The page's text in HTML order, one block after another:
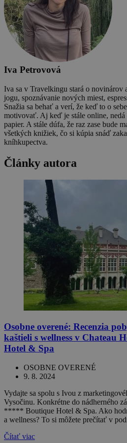
Iva Petrovová
Iva sa v Travelkingu stará o
jogu, spoznávanie nových miest,
Snažia sa behať a verí, že keď to o
motivovať. Aj keď je stále online, nedá
papier. A stále dúfa, že raz zase bude
všetkých knižiek, čo si kúpia snáď
kníhkupectva.
Články autora
Osobne overené: Recenzia
kaštieli s wellness v Chateau
Hotel & Spa
OSOBNE OVERENÉ
9. 8. 2024
Vydajte sa spolu s Ivou z
Vysočinu. Konkrétne do nádherného
***** Boutique Hotel & Spa. Ako
a wellness? To si môžete prečítať v
Čítať viac